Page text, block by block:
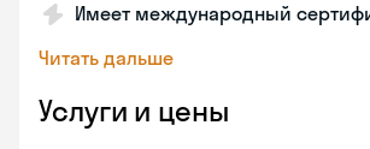
Имеет международный
Читать дальше
Услуги и цены